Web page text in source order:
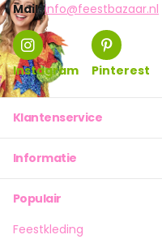
Mail: info@feestbazaar.nl
Instagram Pinterest
Klantenservice
Informatie
Populair
Feestkleding